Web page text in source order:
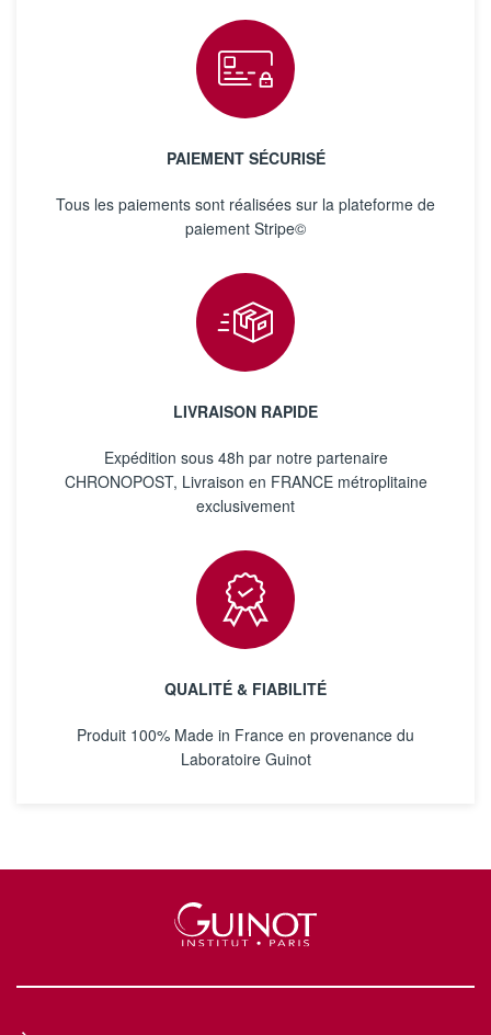
PAIEMENT SÉCURISÉ
Tous les paiements sont réalisées sur la plateforme de
paiement Stripe©
LIVRAISON RAPIDE
Expédition sous 48h par notre partenaire
CHRONOPOST, Livraison en FRANCE métroplitaine
exclusivement
QUALITÉ & FIABILITÉ
Produit 100% Made in France en provenance du
Laboratoire Guinot